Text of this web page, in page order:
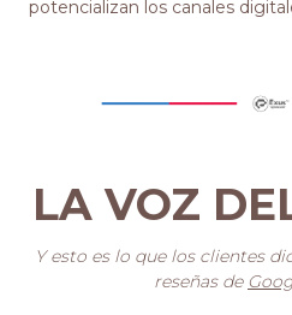
potencializan los canales
LA VOZ
Y esto es lo que los clientes
reseñas de